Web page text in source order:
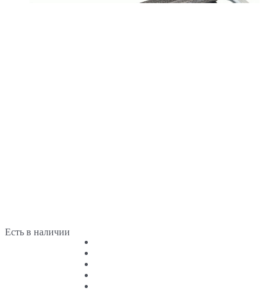
Есть в наличии